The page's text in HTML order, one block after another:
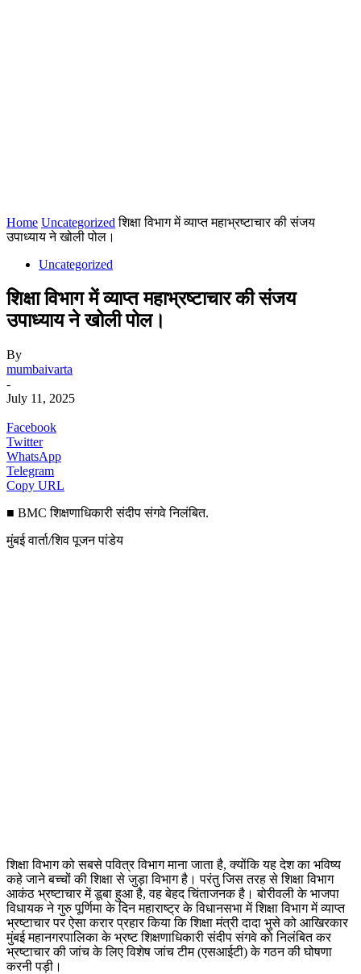
Home Uncategorized शिक्षा विभाग में व्याप्त महाभ्रष्टाचार की संजय
उपाध्याय ने खोली पोल।
Uncategorized
शिक्षा विभाग में व्याप्त महाभ्रष्टाचार की संजय
उपाध्याय ने खोली पोल।
By
mumbaivarta
-
July 11, 2025
Facebook
Twitter
WhatsApp
Telegram
Copy URL
■ BMC शिक्षणाधिकारी संदीप संगवे निलंबित.
मुंबई वार्ता/शिव पूजन पांडेय
शिक्षा विभाग को सबसे पवित्र विभाग माना जाता है, क्योंकि यह देश का भविष्य
कहे जाने बच्चों की शिक्षा से जुड़ा विभाग है। परंतु जिस तरह से शिक्षा विभाग
आकंठ भ्रष्टाचार में डूबा हुआ है, वह बेहद चिंताजनक है। बोरीवली के भाजपा
विधायक ने गुरु पूर्णिमा के दिन महाराष्ट्र के विधानसभा में शिक्षा विभाग में व्याप्त
भ्रष्टाचार पर ऐसा करार प्रहार किया कि शिक्षा मंत्री दादा भुसे को आखिरकार
मुंबई महानगरपालिका के भ्रष्ट शिक्षणाधिकारी संदीप संगवे को निलंबित कर
भ्रष्टाचार की जांच के लिए विशेष जांच टीम (एसआईटी) के गठन की घोषणा
करनी पड़ी।